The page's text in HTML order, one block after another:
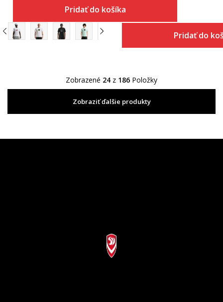
Pridať do košíka
Pridať do
Zobrazené 24 z 186 Položky
Zobraziť ďalšie produkty